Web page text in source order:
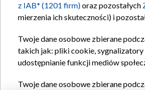
z IAB* (1201 firm)oraz pozostałych
mierzenia ich skuteczności) i
Twoje dane osobowe zbierane
takich jak: pliki cookie, sygnalizatory
udostępnianie funkcji mediów
Twoje dane osobowe zbierane